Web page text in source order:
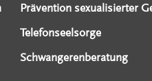
Prävention sexualisierter
Telefonseelsorge
Schwangerenberatung